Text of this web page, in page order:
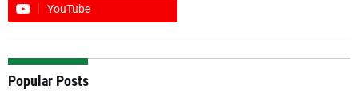
YouTube
Popular Posts